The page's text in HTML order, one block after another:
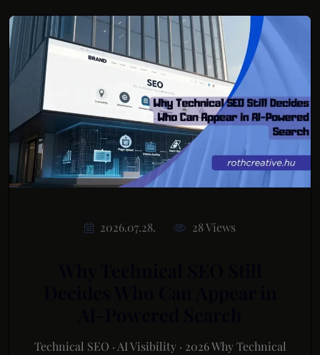
2026.07.28. 28 Views
Technical SEO · AI Visibility · 2026 Why Technical